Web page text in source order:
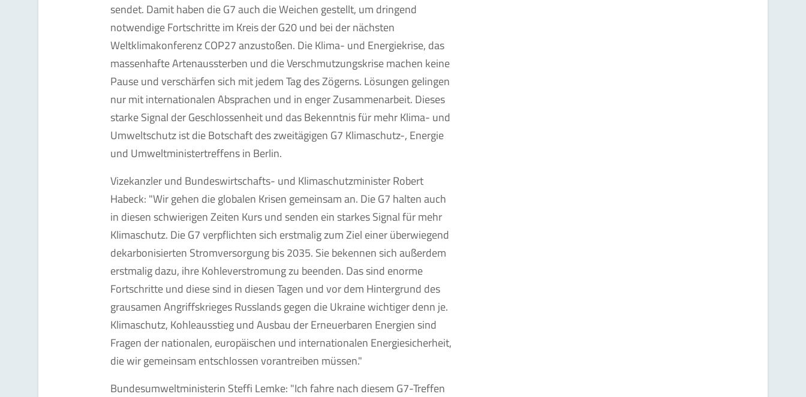
sendet. Damit haben die G7 auch die Weichen gestellt, um dringend
notwendige Fortschritte im Kreis der G20 und bei der nächsten
Weltklimakonferenz COP27 anzustoßen. Die Klima- und Energiekrise, das
massenhafte Artenaussterben und die Verschmutzungskrise machen keine
Pause und verschärfen sich mit jedem Tag des Zögerns. Lösungen gelingen
nur mit internationalen Absprachen und in enger Zusammenarbeit. Dieses
starke Signal der Geschlossenheit und das Bekenntnis für mehr Klima- und
Umweltschutz ist die Botschaft des zweitägigen G7 Klimaschutz-, Energie
und Umweltministertreffens in Berlin.
Vizekanzler und Bundeswirtschafts- und Klimaschutzminister Robert
Habeck: "Wir gehen die globalen Krisen gemeinsam an. Die G7 halten auch
in diesen schwierigen Zeiten Kurs und senden ein starkes Signal für mehr
Klimaschutz. Die G7 verpflichten sich erstmalig zum Ziel einer überwiegend
dekarbonisierten Stromversorgung bis 2035. Sie bekennen sich außerdem
erstmalig dazu, ihre Kohleverstromung zu beenden. Das sind enorme
Fortschritte und diese sind in diesen Tagen und vor dem Hintergrund des
grausamen Angriffskrieges Russlands gegen die Ukraine wichtiger denn je.
Klimaschutz, Kohleausstieg und Ausbau der Erneuerbaren Energien sind
Fragen der nationalen, europäischen und internationalen Energiesicherheit,
die wir gemeinsam entschlossen vorantreiben müssen."
Bundesumweltministerin Steffi Lemke: "Ich fahre nach diesem G7-Treffen